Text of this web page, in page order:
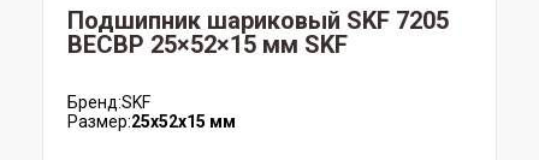
Подшипник шариковый SKF 7205
BECBP 25×52×15 мм SKF
Бренд:SKF
Размер:25x52x15 мм